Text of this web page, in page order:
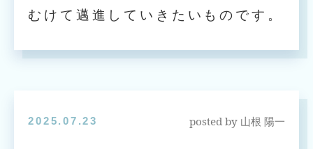
むけて邁進していきたいものです。
2025.07.23 posted by 山根 陽一